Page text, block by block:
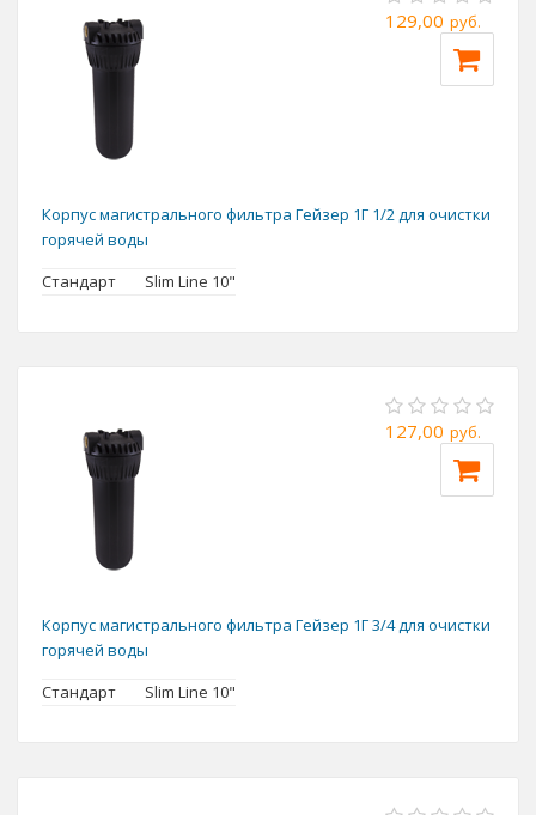
129,00 руб.
Корпус магистрального фильтра Гейзер 1Г 1/2 для очистки
горячей воды
Стандарт
Slim Line 10"
127,00 руб.
Корпус магистрального фильтра Гейзер 1Г 3/4 для очистки
горячей воды
Стандарт
Slim Line 10"